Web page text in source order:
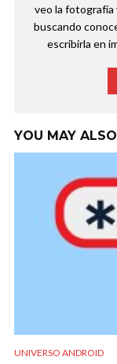
veo la fotografía
buscando
escribirla en
YOU MAY
UNIVERSO ANDROID